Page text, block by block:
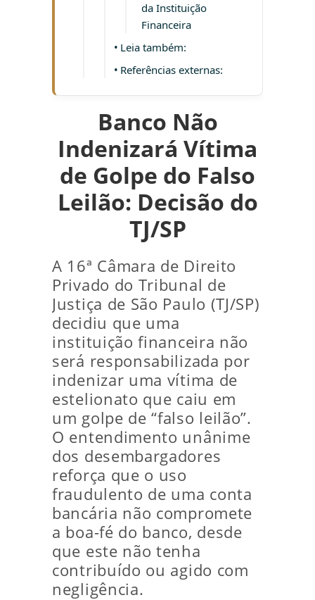
da Instituição
Financeira
Leia também:
Referências externas:
Banco Não
Indenizará Vítima
de Golpe do Falso
Leilão: Decisão do
TJ/SP
A 16ª Câmara de Direito
Privado do Tribunal de
Justiça de São Paulo (TJ/SP)
decidiu que uma
instituição financeira não
será responsabilizada por
indenizar uma vítima de
estelionato que caiu em
um golpe de “falso leilão”.
O entendimento unânime
dos desembargadores
reforça que o uso
fraudulento de uma conta
bancária não compromete
a boa-fé do banco, desde
que este não tenha
contribuído ou agido com
negligência.